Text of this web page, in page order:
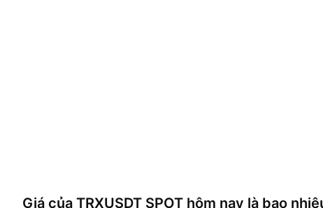
Giá của TRXUSDT SPOT hôm nay là bao